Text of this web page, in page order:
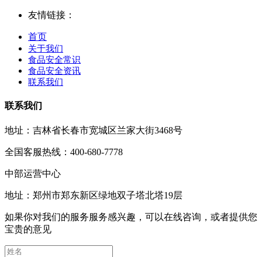
友情链接：
首页
关于我们
食品安全常识
食品安全资讯
联系我们
联系我们
地址：吉林省长春市宽城区兰家大街3468号
全国客服热线：400-680-7778
中部运营中心
地址：郑州市郑东新区绿地双子塔北塔19层
如果你对我们的服务服务感兴趣，可以在线咨询，或者提供您
宝贵的意见